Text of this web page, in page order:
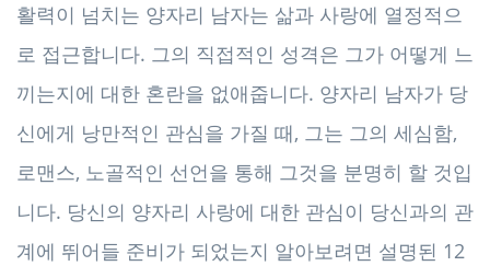
활력이 넘치는 양자리 남자는 삶과 사랑에 열정적으
로 접근합니다. 그의 직접적인 성격은 그가 어떻게 느
끼는지에 대한 혼란을 없애줍니다. 양자리 남자가 당
신에게 낭만적인 관심을 가질 때, 그는 그의 세심함,
로맨스, 노골적인 선언을 통해 그것을 분명히 할 것입
니다. 당신의 양자리 사랑에 대한 관심이 당신과의 관
계에 뛰어들 준비가 되었는지 알아보려면 설명된 12